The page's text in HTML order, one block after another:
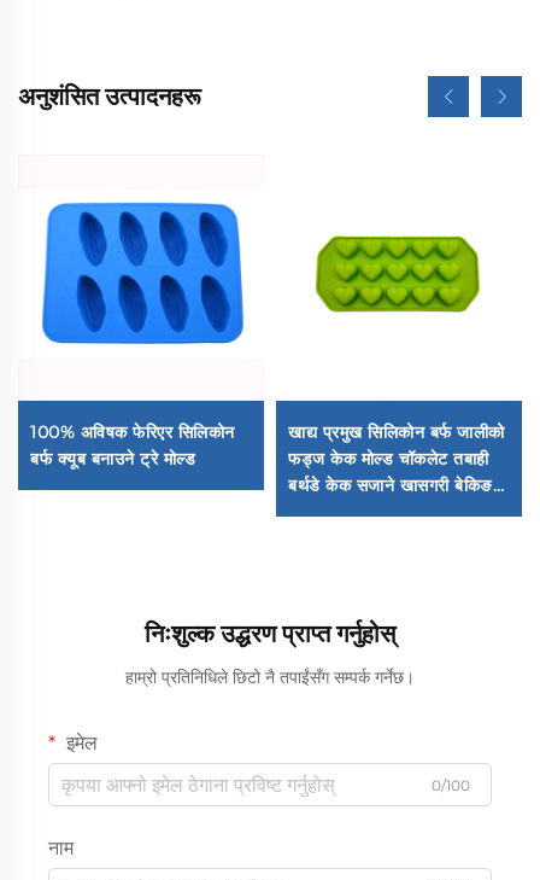
अनुशंसित उत्पादनहरू
100% अविषक फेरिएर सिलिकोन
बर्फ क्यूब बनाउने ट्रे मोल्ड
खाद्य प्रमुख सिलिकोन बर्फ जालीको
फड्ज केक मोल्ड चॉकलेट तबाही
बर्थडे केक सजाने खासगरी बेकिङ
टูล्स ग्लू आइसिङ मोल्ड
निःशुल्क उद्धरण प्राप्त गर्नुहोस्
हाम्रो प्रतिनिधिले छिटो नै तपाईंसँग सम्पर्क गर्नेछ।
इमेल
0/100
नाम